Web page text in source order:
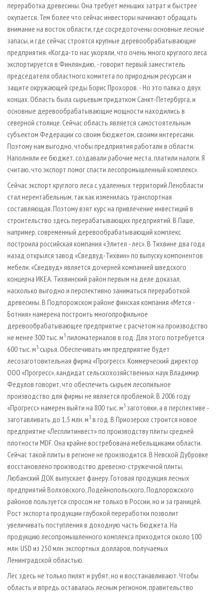
переработка древесины. Она требует меньших затрат и быстрее
окупается. Тем более что сейчас инвесторы начинают обращать
внимание на восток области, где сосредоточены основные лесные
запасы, и где сейчас строятся крупные деревообрабатывающие
предприятия. «Когда-то нас укоряли, что очень много круглого леса
экспортируется в Финляндию, - говорит первый заместитель
председателя областного комитета по природным ресурсам и
защите окружающей среды Борис Прохоров. - Но это палка о двух
концах. Область была сырьевым придатком Санкт-Петербурга, и
основные деревообрабатывающие мощности находились в
северной столице. Сейчас область является самостоятельным
субъектом Федерации со своим бюджетом, своими интересами.
Поэтому нам выгодно, чтобы предприятия работали в области.
Наполняли ее бюджет, создавали рабочие места, платили налоги. Я
считаю, что экспорт помог спасти лесопромышленный комплекс».
Сейчас экспорт круглого леса с удаленных территорий Ленобласти
стал нерентабельным, так как изменилась транспортная
составляющая. Поэтому взят курс на привлечение инвестиций в
строительство здесь перерабатывающих предприятий. В Паше,
например, современный деревообрабатывающий комплекс
построила российская компания «Элител - лес». В Тихвине два года
назад открылся завод «Сведвуд-Тихвин» по выпуску компонентов
мебели. «Сведвуд» является дочерней компанией шведского
концерна ИКЕА. Тихвинский район первым на деле доказал,
насколько выгодно и перспективно заниматься переработкой
древесины. В Подпорожском районе финская компания «Мется -
Ботния» намерена построить многопрофильное
деревообрабатывающее предприятие с расчетом на производство
не менее 300 тыс. м3 пиломатериалов в год. Для этого потребуется
600 тыс. м3 сырья. Обеспечивать им предприятие будет
лесозаготовительная фирма «Прогресс». Коммерческий директор
ООО «Прогресс», кандидат сельскохозяйственных наук Владимир
Федулов говорит, что обеспечить сырьем лесопильное
производство для фирмы не является проблемой. В 2006 году
«Прогресс» намерен выйти на 800 тыс. м3 заготовки, а в перспективе -
заготавливать до 1,5 млн. м3 в год. В Приозерске строится новое
предприятие «Лесплитинвест» по производству плиты средней
плотности MDF. Она крайне востребована мебельщиками области.
Сейчас такой плиты в регионе не производится. В Невской Дубровке
восстановлено производство древесно-стружечной плиты,
Любанский ДОК выпускает фанеру. Готовая продукция лесных
предприятий Волховского, Лодейнопольского, Подпорожского
районов пользуется спросом не только в России, но и за границей.
Рост экспорта продукции глубокой переработки позволит
увеличивать поступления в доходную часть бюджета. На
продукцию лесопромышленного комплекса приходится около 100
млн. USD из 250 млн. экспортных долларов, получаемых
Ленинградской областью.
Лес здесь не только пилят и рубят, но и восстанавливают. Чтобы
область и впредь оставалась лесным регионом, правительство